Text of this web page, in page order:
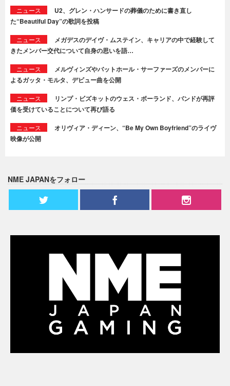
ニュース
U2、グレン・ハンサードの葬儀のために書き直し
た“Beautiful Day”の歌詞を投稿
ニュース
メガデスのデイヴ・ムステイン、キャリアの中で経験して
きたメンバー交代について自身の思いを語…
ニュース
メルヴィンズやバットホール・サーファーズのメンバーに
よるガッタ・モルタ、デビュー曲を公開
ニュース
リンプ・ビズキットのウェス・ボーランド、バンドが再評
価を受けていることについて再び語る
ニュース
オリヴィア・ディーン、“Be My Own Boyfriend”のライヴ
映像が公開
NME JAPANをフォロー